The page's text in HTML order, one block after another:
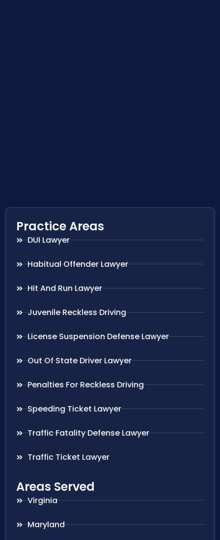
Practice Areas
DUI Lawyer
Habitual Offender Lawyer
Hit And Run Lawyer
Juvenile Reckless Driving
License Suspension Defense Lawyer
Out Of State Driver Lawyer
Penalties For Reckless Driving
Speeding Ticket Lawyer
Traffic Fatality Defense Lawyer
Traffic Ticket Lawyer
Areas Served
Virginia
Maryland